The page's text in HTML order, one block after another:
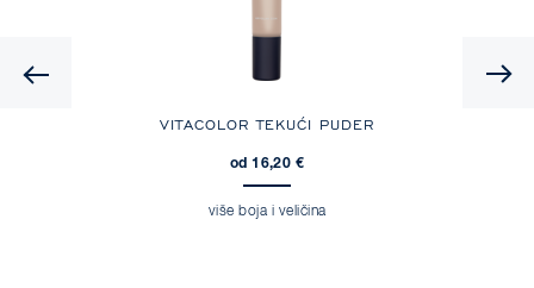
Previous
VITACOLOR TEKUĆI PUDER
od 16,20 €
više boja i veličina